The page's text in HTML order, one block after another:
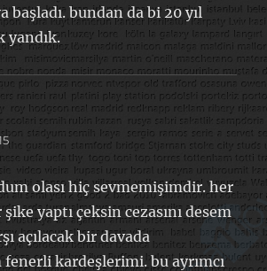
başladı. bundan da bi 20 yıl
yandık.
olası hiç sevmemişimdir. her
yaptı çeksin cezasını desem
açılacak bir davada
kardeşlerimi. bu ayrımcı